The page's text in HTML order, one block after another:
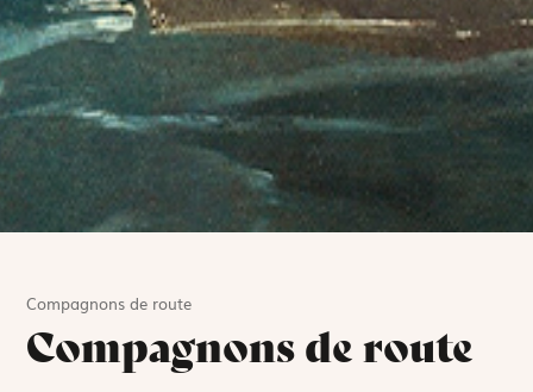
Compagnons de route
Compagnons de route